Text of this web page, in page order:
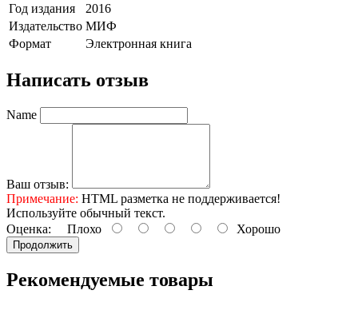
Год издания
2016
Издательство МИФ
Формат
Электронная книга
Написать отзыв
Name
Ваш отзыв:
Примечание: HTML разметка не поддерживается!
Используйте обычный текст.
Оценка: Плохо Хорошо
Продолжить
Рекомендуемые товары